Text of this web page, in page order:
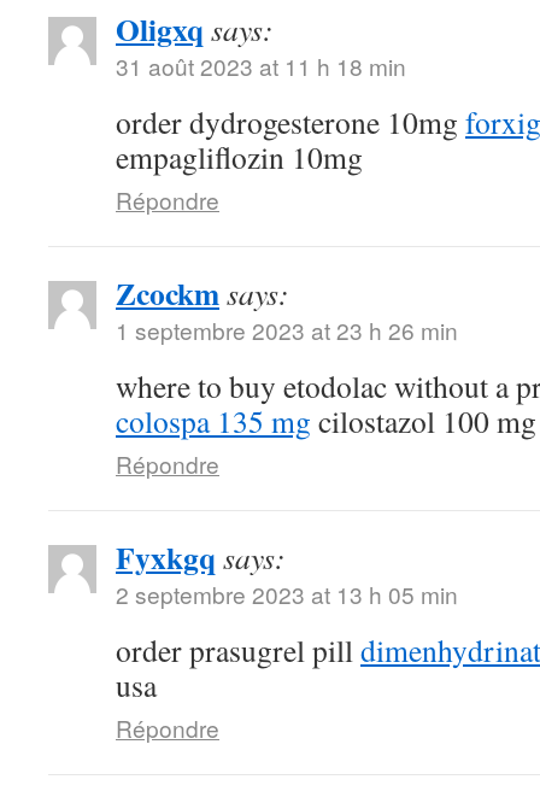
Oligxq says:
31 août 2023 at 11 h 18 min
order dydrogesterone 10mg
empagliflozin 10mg
Répondre
Zcockmsays:
1 septembre 2023 at 23 h 26 min
where to buy etodolac without a
colospa 135 mg cilostazol 100
Répondre
Fyxkgq says:
2 septembre 2023 at 13 h 05 min
order prasugrel pill
usa
Répondre